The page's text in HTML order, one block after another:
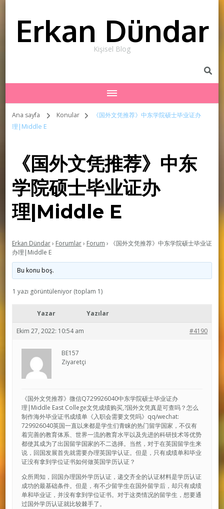
Erkan Dündar
Kişisel Blog
Ana sayfa Konular
《国外文凭推荐》中东学院硕士毕业证办
理|Middle E
《国外文凭推荐》中东
学院硕士毕业证办
理|Middle E
Erkan Dündar› Forumlar› Forum ›
《国外文凭推荐》中东学院硕士毕业证
办理|Middle E
Bu konu boş.
1 yazı görüntüleniyor (toplam 1)
Yazar Yazılar
Ekim 27, 2022: 10:54 am #4190
BE157
Ziyaretçi
《国外文凭推荐》微信Q729926040中东学院硕士毕业证办
理|Middle East College文凭成绩购买,?国外文凭真是可查吗？怎么
制作海外毕业证书成绩单《入职会需要文凭吗》qq/wechat:
729926040英国一直以来都是学生们青睐的热门留学国家，不仅有
着完善的教育体系、世界一流的教育水平以及先进的科研技术等优势
都使其成为了出国留学国家的不二选择。当然，对于在英国留学生来
说，回国发展首先就需要办理英国学认证。但是，只有成绩单和毕业
证没有拿到学位证书如何做英国学历认证？
众所周知，回国办理国外学历认证，递交齐全的认证材料是学历认证
成功的最基础条件。但是，有不少留学生在国外留学后，却只有成绩
单和毕业证，并没有拿到学位证书。对于这类情况的留学生，想要通
过国外学历认证就比较棘手了。